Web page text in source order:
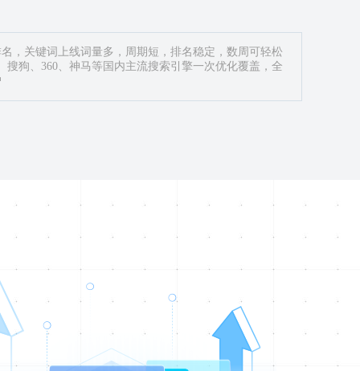
，关键词上线词量多，周期短，排名稳定，数周可轻松
搜狗、360、神马等国内主流搜索引擎一次优化覆盖，全